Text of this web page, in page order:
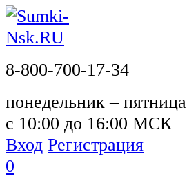
8-800-700-17-34
понедельник – пятница
с 10:00 до 16:00 МСК
Вход Регистрация
0